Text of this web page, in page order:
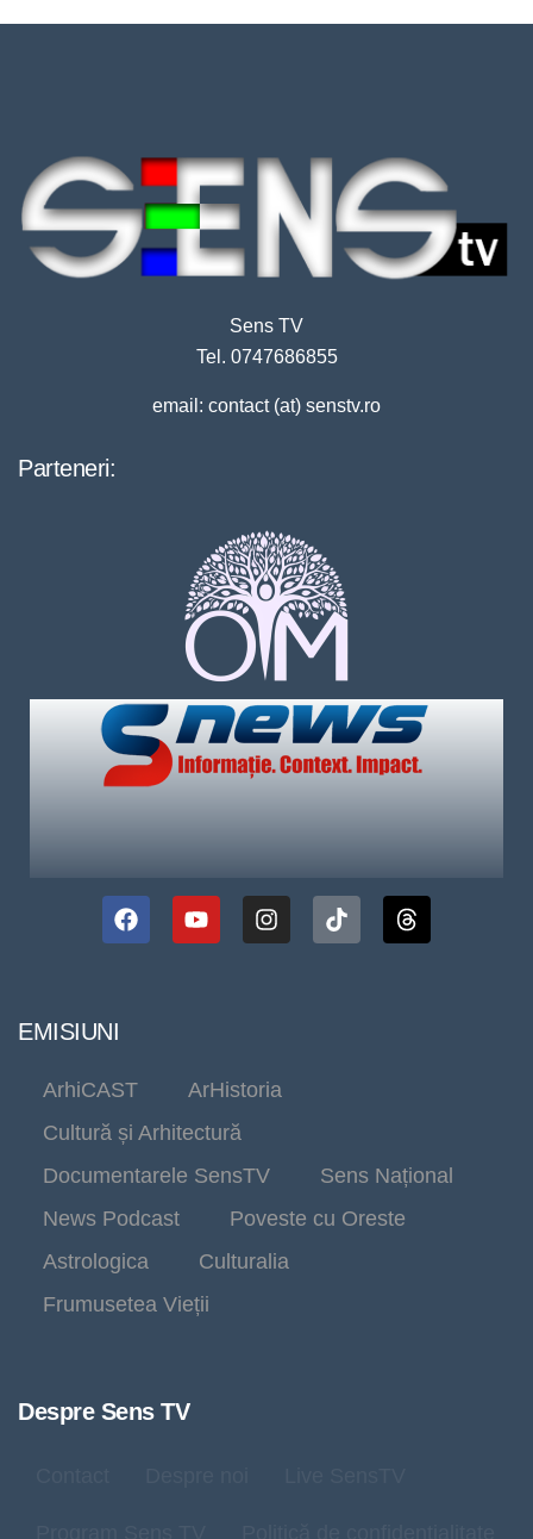
Sens TV
Tel. 0747686855
email: contact (at) senstv.ro
Parteneri:
EMISIUNI
ArhiCAST
ArHistoria
Cultură și Arhitectură
Documentarele SensTV
Sens Național
News Podcast
Poveste cu Oreste
Astrologica
Culturalia
Frumusetea Vieții
Despre Sens TV